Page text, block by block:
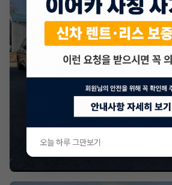
오늘 하루 그만보기